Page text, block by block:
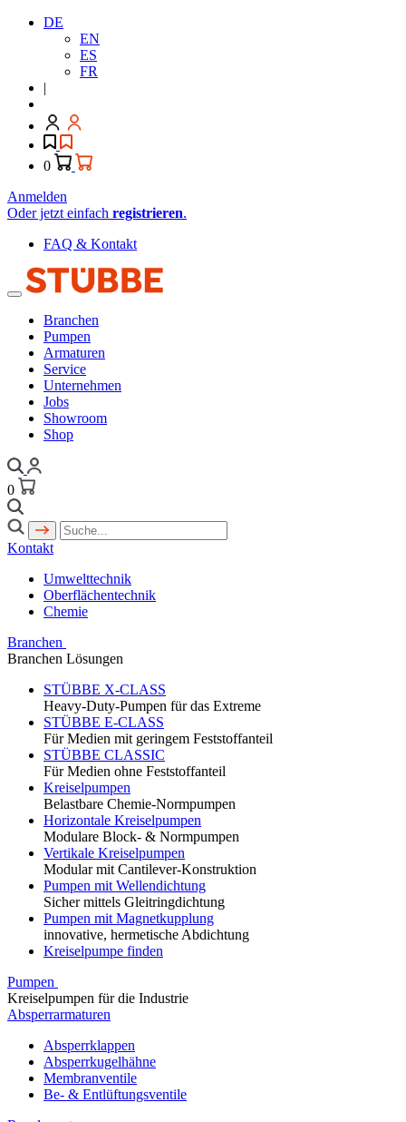
DE
EN
ES
FR
|
0
Anmelden
Oder jetzt einfach registrieren.
FAQ & Kontakt
Branchen
Pumpen
Armaturen
Service
Unternehmen
Jobs
Showroom
Shop
0
Kontakt
Umwelttechnik
Oberflächentechnik
Chemie
Branchen
Branchen Lösungen
STÜBBE X-CLASS
Heavy-Duty-Pumpen für das Extreme
STÜBBE E-CLASS
Für Medien mit geringem Feststoffanteil
STÜBBE CLASSIC
Für Medien ohne Feststoffanteil
Kreiselpumpen
Belastbare Chemie-Normpumpen
Horizontale Kreiselpumpen
Modulare Block- & Normpumpen
Vertikale Kreiselpumpen
Modular mit Cantilever-Konstruktion
Pumpen mit Wellendichtung
Sicher mittels Gleitringdichtung
Pumpen mit Magnetkupplung
innovative, hermetische Abdichtung
Kreiselpumpe finden
Pumpen
Kreiselpumpen für die Industrie
Absperrarmaturen
Absperrklappen
Absperrkugelhähne
Membranventile
Be- & Entlüftungsventile